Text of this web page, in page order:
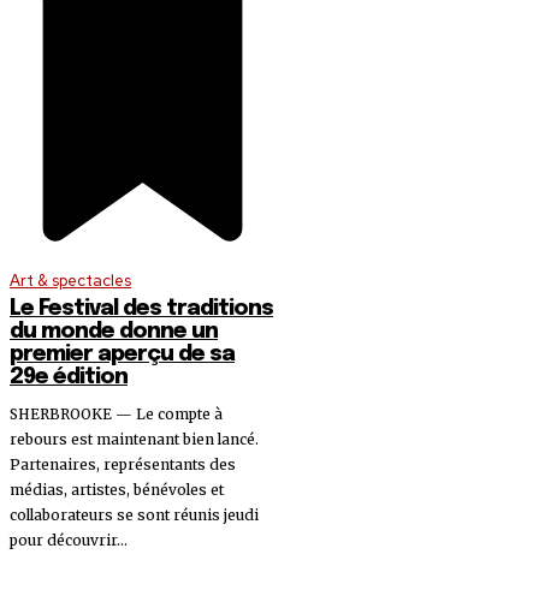
Art & spectacles
Le Festival des traditions
du monde donne un
premier aperçu de sa
29e édition
SHERBROOKE — Le compte à
rebours est maintenant bien lancé.
Partenaires, représentants des
médias, artistes, bénévoles et
collaborateurs se sont réunis jeudi
pour découvrir...